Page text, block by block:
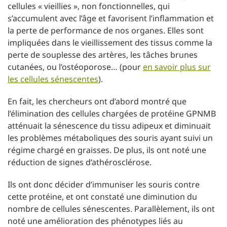
cellules « vieillies », non fonctionnelles, qui
s’accumulent avec l’âge et favorisent l’inflammation et
la perte de performance de nos organes. Elles sont
impliquées dans le vieillissement des tissus comme la
perte de souplesse des artères, les tâches brunes
cutanées, ou l’ostéoporose… (pouren savoir plus sur
les cellules sénescentes).
En fait, les chercheurs ont d’abord montré que
l’élimination des cellules chargées de protéine GPNMB
atténuait la sénescence du tissu adipeux et diminuait
les problèmes métaboliques des souris ayant suivi un
régime chargé en graisses. De plus, ils ont noté une
réduction de signes d’athérosclérose.
Ils ont donc décider d’immuniser les souris contre
cette protéine, et ont constaté une diminution du
nombre de cellules sénescentes. Parallèlement, ils ont
noté une amélioration des phénotypes liés au